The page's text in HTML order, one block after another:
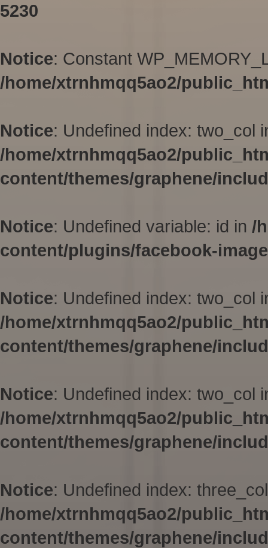
5230
Notice: Constant
/home/xtrnhmqq5ao2/
Notice: Undefined index: two_col
/home/xtrnhmqq5ao2/
content/themes/graphene/
Notice: Undefined variable: id in /
content/plugins/facebook-
Notice: Undefined index: two_col
/home/xtrnhmqq5ao2/
content/themes/graphene/
Notice: Undefined index: two_col
/home/xtrnhmqq5ao2/
content/themes/graphene/
Notice: Undefined index:
/home/xtrnhmqq5ao2/
content/themes/graphene/